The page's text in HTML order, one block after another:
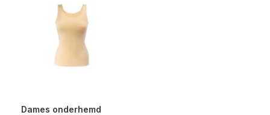
Dames onderhemd